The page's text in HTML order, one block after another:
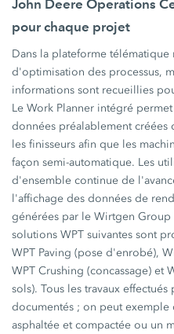
John Deere Operations
pour chaque projet
Dans la plateforme
d'optimisation des processus,
informations sont recueillies
Le Work Planner intégré
données préalablement créées
les finisseurs afin que les
façon semi-automatique. Les
d'ensemble continue de
l'affichage des données de
générées par le Wirtgen Group
solutions WPT suivantes sont
WPT Paving (pose d'enrobé),
WPT Crushing (concassage) et
sols). Tous les travaux
documentés ; on peut exemple
asphaltée et compactée ou un